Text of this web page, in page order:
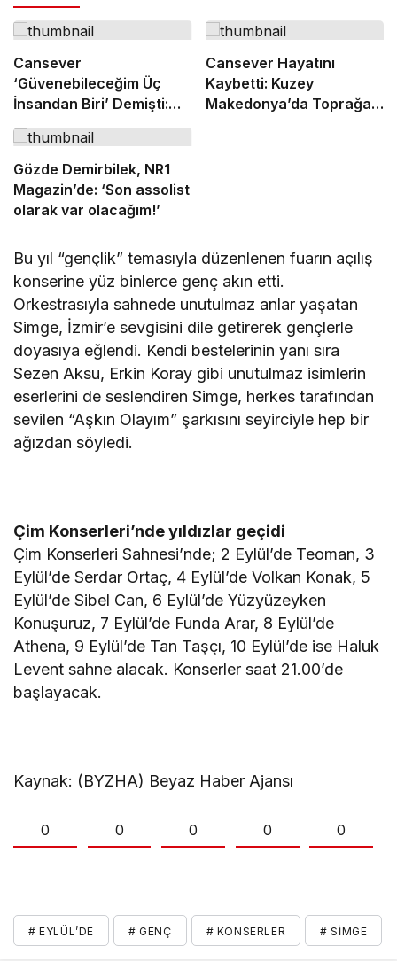
Cansever
‘Güvenebileceğim Üç
İnsandan Biri’ Demişti:
Cansever’e Duygusal
Veda
Cansever Hayatını
Kaybetti: Kuzey
Makedonya’da Toprağa
Gözde Demirbilek, NR1
Magazin’de: ‘Son assolist
olarak var olacağım!’
Bu yıl “gençlik” temasıyla düzenlenen fuarın açılış
konserine yüz binlerce genç akın etti.
Orkestrasıyla sahnede unutulmaz anlar yaşatan
Simge, İzmir’e sevgisini dile getirerek gençlerle
doyasıya eğlendi. Kendi bestelerinin yanı sıra
Sezen Aksu, Erkin Koray gibi unutulmaz isimlerin
eserlerini de seslendiren Simge, herkes tarafından
sevilen “Aşkın Olayım” şarkısını seyirciyle hep bir
ağızdan söyledi.
Çim Konserleri’nde yıldızlar geçidi
Çim Konserleri Sahnesi’nde; 2 Eylül’de Teoman, 3
Eylül’de Serdar Ortaç, 4 Eylül’de Volkan Konak, 5
Eylül’de Sibel Can, 6 Eylül’de Yüzyüzeyken
Konuşuruz, 7 Eylül’de Funda Arar, 8 Eylül’de
Athena, 9 Eylül’de Tan Taşçı, 10 Eylül’de ise Haluk
Levent sahne alacak. Konserler saat 21.00’de
başlayacak.
Kaynak: (BYZHA) Beyaz Haber Ajansı
0 0 0 0 0
# EYLÜL’DE # GENÇ # KONSERLER # SIMGE